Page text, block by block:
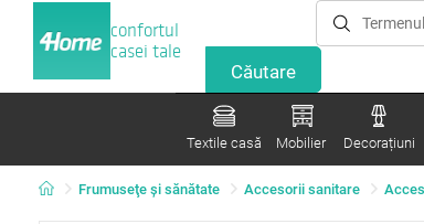
confortul
casei tale
Textile casă Mobilier Decorațiuni
Frumuseţe şi sănătate Accesorii sanitare